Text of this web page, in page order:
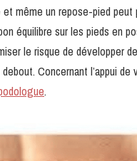
même un repose-pied peut
équilibre sur les pieds en
le risque de développer
Concernant l’appui de
.